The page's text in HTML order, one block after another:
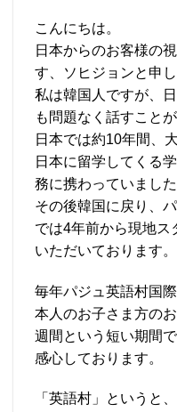
こんにちは。
日本からのお客様の
す、ソヒジョンと申し
私は韓国人ですが、
も問題なく話すことが
日本では約10年間、
日本に留学してくる
務に携わっていました
その後韓国に戻り、
では4年前から現地ス
いただいております。
毎年パジュ英語村国
本人のお子さま方の
週間という短い期間
感心しております。
「英語村」というと